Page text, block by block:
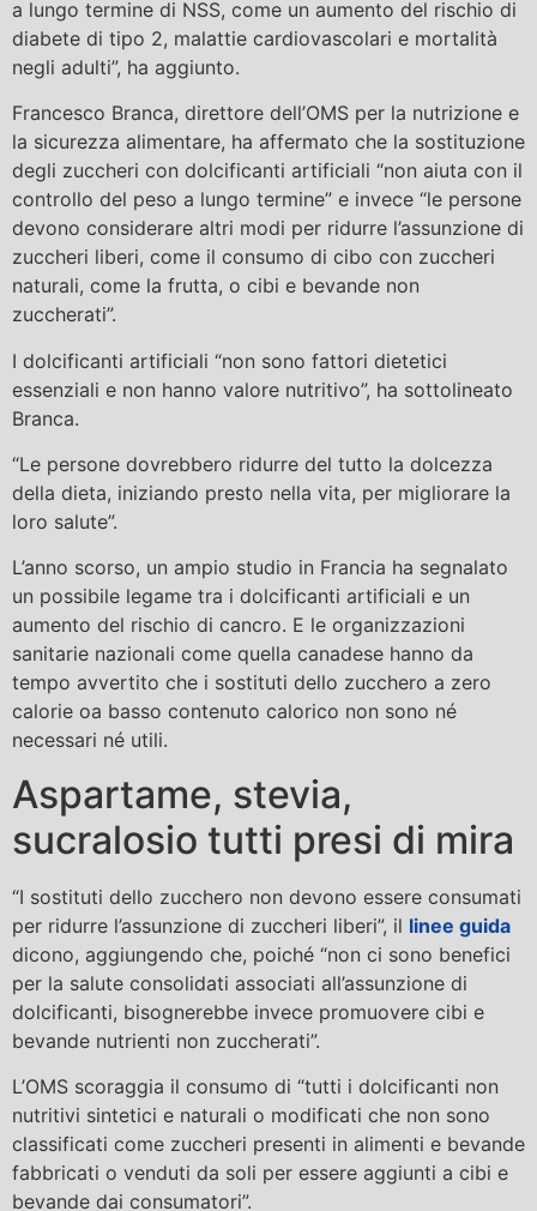
a lungo termine di NSS, come un aumento del rischio di
diabete di tipo 2, malattie cardiovascolari e mortalità
negli adulti”, ha aggiunto.
Francesco Branca, direttore dell’OMS per la nutrizione e
la sicurezza alimentare, ha affermato che la sostituzione
degli zuccheri con dolcificanti artificiali “non aiuta con il
controllo del peso a lungo termine” e invece “le persone
devono considerare altri modi per ridurre l’assunzione di
zuccheri liberi, come il consumo di cibo con zuccheri
naturali, come la frutta, o cibi e bevande non
zuccherati”.
I dolcificanti artificiali “non sono fattori dietetici
essenziali e non hanno valore nutritivo”, ha sottolineato
Branca.
“Le persone dovrebbero ridurre del tutto la dolcezza
della dieta, iniziando presto nella vita, per migliorare la
loro salute”.
L’anno scorso, un ampio studio in Francia ha segnalato
un possibile legame tra i dolcificanti artificiali e un
aumento del rischio di cancro. E le organizzazioni
sanitarie nazionali come quella canadese hanno da
tempo avvertito che i sostituti dello zucchero a zero
calorie oa basso contenuto calorico non sono né
necessari né utili.
Aspartame, stevia,
sucralosio tutti presi di mira
“I sostituti dello zucchero non devono essere consumati
per ridurre l’assunzione di zuccheri liberi”, il linee guida
dicono, aggiungendo che, poiché “non ci sono benefici
per la salute consolidati associati all’assunzione di
dolcificanti, bisognerebbe invece promuovere cibi e
bevande nutrienti non zuccherati”.
L’OMS scoraggia il consumo di “tutti i dolcificanti non
nutritivi sintetici e naturali o modificati che non sono
classificati come zuccheri presenti in alimenti e bevande
fabbricati o venduti da soli per essere aggiunti a cibi e
bevande dai consumatori”.